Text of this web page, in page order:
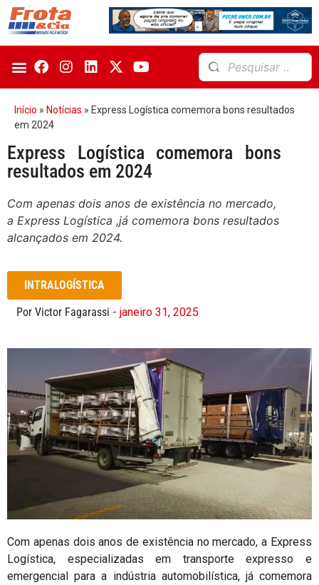
Início » Notícias » Express Logística comemora bons resultados
em 2024
Express Logística comemora bons
resultados em 2024
Com apenas dois anos de existência no mercado,
a Express Logística ,já comemora bons resultados
alcançados em 2024.
INTRALOGÍSTICA
Por Victor Fagarassi - janeiro 31, 2025
Com apenas dois anos de existência no mercado, a Express
Logística, especializadas em transporte expresso e
emergencial para a indústria automobilística, já comemora